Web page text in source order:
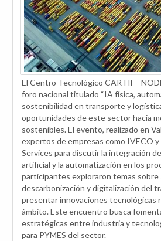
El Centro Tecnológico CARTIF
foro nacional titulado “IA física,
sostenibilidad en transporte y
oportunidades de este sector hacia
sostenibles. El evento, realizado en
expertos de empresas como IVECO y
Services para discutir la integración
artificial y la automatización en los
participantes exploraron temas sobre
descarbonización y digitalización del
presentar innovaciones tecnológicas
ámbito. Este encuentro busca
estratégicas entre industria y
para PYMES del sector.